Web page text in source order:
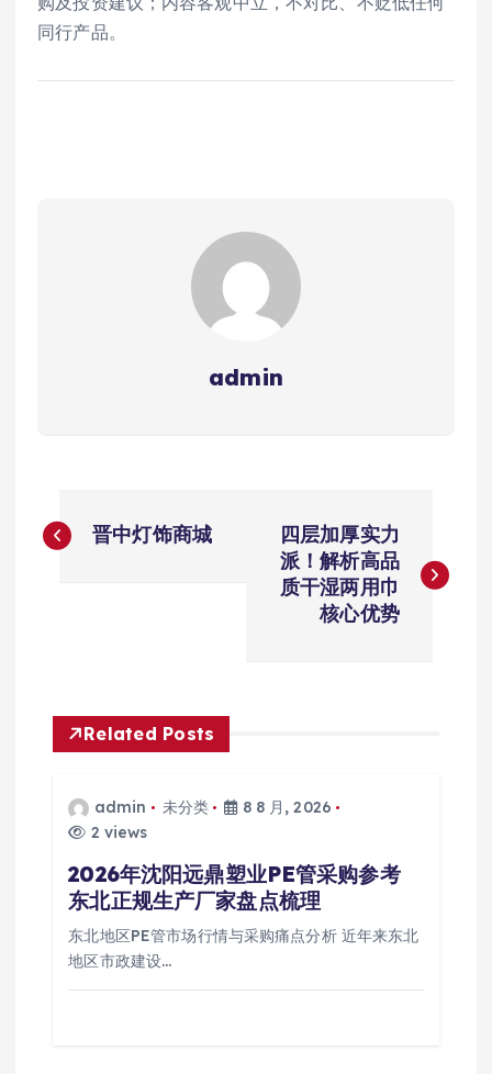
同行产品。
admin
文
章
晋中灯饰商城
四层加厚实力
派！解析高品
质干湿两用巾
核心优势
Related Posts
admin 未分类
8 8 月, 2026
2 views
2026年沈阳远鼎塑业PE管采购参考
东北正规生产厂家盘点梳理
东北地区PE管市场行情与采购痛点分析 近年来东北
地区市政建设…